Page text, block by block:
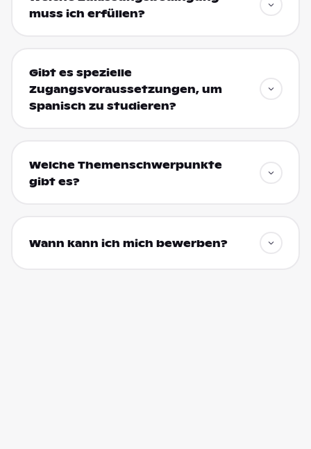
muss ich erfüllen?
Gibt es spezielle
Zugangsvoraussetzungen, um
Spanisch zu studieren?
Welche Themenschwerpunkte
gibt es?
Wann kann ich mich bewerben?